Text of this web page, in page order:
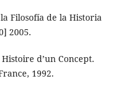
Filosofía de la Historia
2005.
d’un Concept.
1992.